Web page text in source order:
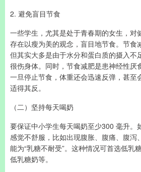
2. 避免盲目节食
一些学生，尤其是处于青春期的女生，对
存在以瘦为美的观念，盲目地节食。节食
但其实大多是由于水分和蛋白质的摄入不
很伤身体。同时，节食减肥是患神经性厌
一旦停止节食，体重还会迅速反弹，甚至
适得其反。
（二）坚持每天喝奶
要保证中小学生每天喝奶至少300 毫升。
感觉不舒服，比如出现腹胀、腹痛、腹泻
能为“乳糖不耐受”。这种情况可首选低乳
低乳糖奶等。